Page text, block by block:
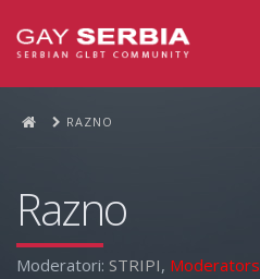
RAZNO
Razno
Moderatori: STRIPI, Moderators